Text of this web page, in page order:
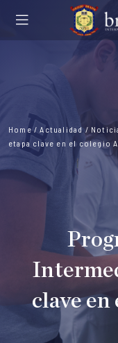
Home/Actualidad/
etapa clave en el colegio
clave